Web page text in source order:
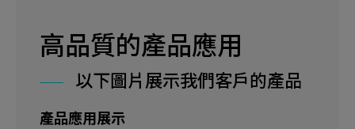
高品質的產品應用
以下圖片展示我們客戶的產品
產品應用展示